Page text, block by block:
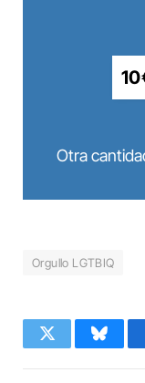
Otra
Orgullo LGTBIQ
Twitter